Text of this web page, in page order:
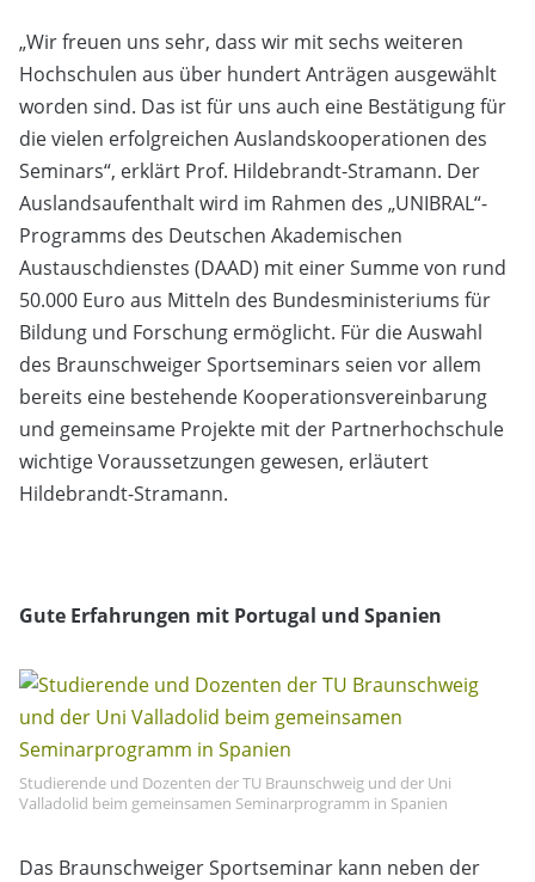
„Wir freuen uns sehr, dass wir mit sechs weiteren
Hochschulen aus über hundert Anträgen ausgewählt
worden sind. Das ist für uns auch eine Bestätigung für
die vielen erfolgreichen Auslandskooperationen des
Seminars“, erklärt Prof. Hildebrandt-Stramann. Der
Auslandsaufenthalt wird im Rahmen des „UNIBRAL“-
Programms des Deutschen Akademischen
Austauschdienstes (DAAD) mit einer Summe von rund
50.000 Euro aus Mitteln des Bundesministeriums für
Bildung und Forschung ermöglicht. Für die Auswahl
des Braunschweiger Sportseminars seien vor allem
bereits eine bestehende Kooperationsvereinbarung
und gemeinsame Projekte mit der Partnerhochschule
wichtige Voraussetzungen gewesen, erläutert
Hildebrandt-Stramann.
Gute Erfahrungen mit Portugal und Spanien
Studierende und Dozenten der TU Braunschweig und der Uni
Valladolid beim gemeinsamen Seminarprogramm in Spanien
Das Braunschweiger Sportseminar kann neben der